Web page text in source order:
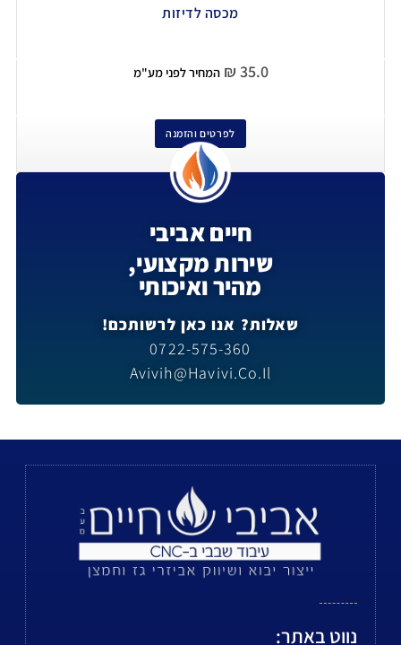
מכסה לדיזות
₪ 35.0 המחיר לפני מע"מ
לפרטים והזמנה
חיים אביבי
שירות מקצועי,
מהיר ואיכותי
שאלות? אנו כאן לרשותכם!
0722-575-360
Avivih@havivi.co.il
נווט באתר: